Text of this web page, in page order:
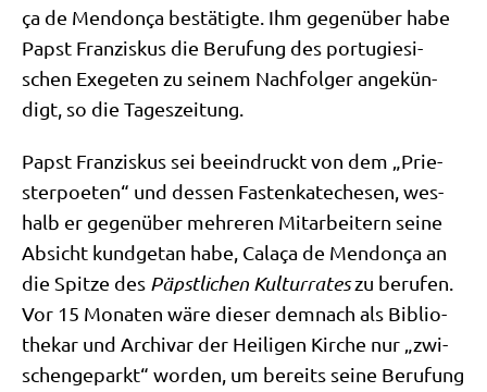
ça de Men­don­ça bestä­tig­te. Ihm gegen­über habe
Papst Fran­zis­kus die Beru­fung des por­tu­gie­si­
schen Exege­ten zu sei­nem Nach­fol­ger ange­kün­
digt, so die Tageszeitung.
Papst Fran­zis­kus sei beein­druckt von dem „Prie­
ster­poe­ten“ und des­sen Fasten­ka­te­che­sen, wes­
halb er gegen­über meh­re­ren Mit­ar­bei­tern sei­ne
Absicht kund­ge­tan habe, Cala­ça de Men­don­ça an
die Spit­ze des Päpst­li­chen Kul­tur­ra­teszu beru­fen.
Vor 15 Mona­ten wäre die­ser dem­nach als Biblio­
the­kar und Archi­var der Hei­li­gen Kir­che nur „zwi­
schen­ge­parkt“ wor­den, um bereits sei­ne Beru­fung